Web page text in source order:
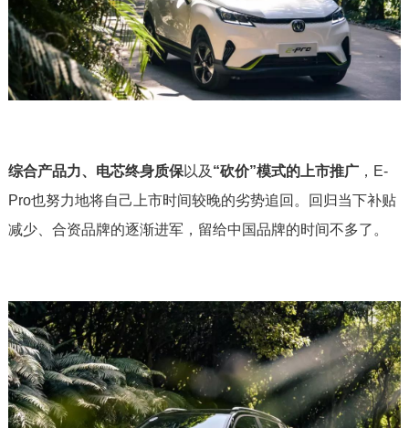
综合产品力、电芯终身质保以及 “砍价”模式的上市推广，E-
Pro也努力地将自己上市时间较晚的劣势追回。回归当下补贴
减少、合资品牌的逐渐进军，留给中国品牌的时间不多了。